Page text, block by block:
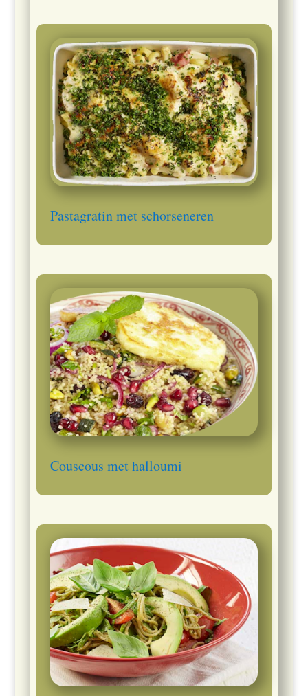
Pastagratin met schorseneren
Couscous met halloumi